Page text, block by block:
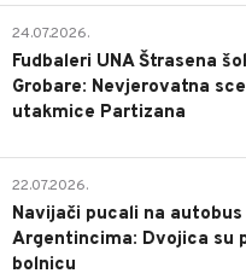
24.07.2026.
Fudbaleri UNA Štrasena
Grobare: Nevjerovatna
utakmice Partizana
22.07.2026.
Navijači pucali na autobus
Argentincima: Dvojica su
bolnicu